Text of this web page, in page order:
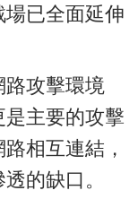
已全面延伸
路攻擊環境
主要的攻擊
相互連結，
的缺口。